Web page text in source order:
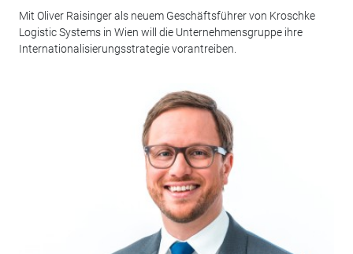
Mit Oliver Raisinger als neuem Geschäftsführer von Kroschke
Logistic Systems in Wien will die Unternehmensgruppe ihre
Internationalisierungsstrategie vorantreiben.